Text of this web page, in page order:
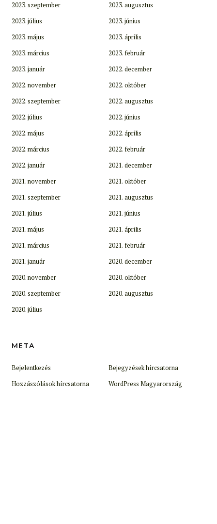
2023. szeptember
2023. augusztus
2023. július
2023. június
2023. május
2023. április
2023. március
2023. február
2023. január
2022. december
2022. november
2022. október
2022. szeptember
2022. augusztus
2022. július
2022. június
2022. május
2022. április
2022. március
2022. február
2022. január
2021. december
2021. november
2021. október
2021. szeptember
2021. augusztus
2021. július
2021. június
2021. május
2021. április
2021. március
2021. február
2021. január
2020. december
2020. november
2020. október
2020. szeptember
2020. augusztus
2020. július
META
Bejelentkezés
Bejegyzések hírcsatorna
Hozzászólások hírcsatorna
WordPress Magyarország